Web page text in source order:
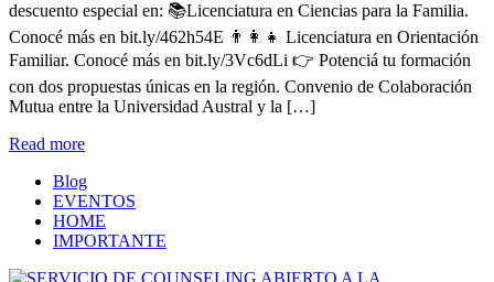
descuento especial en: 📚Licenciatura en Ciencias para la Familia.
Conocé más en bit.ly/462h54E 👨‍👩‍👧 Licenciatura en Orientación
Familiar. Conocé más en bit.ly/3Vc6dLi 👉 Potenciá tu formación
con dos propuestas únicas en la región. Convenio de Colaboración
Mutua entre la Universidad Austral y la […]
Read more
Blog
EVENTOS
HOME
IMPORTANTE